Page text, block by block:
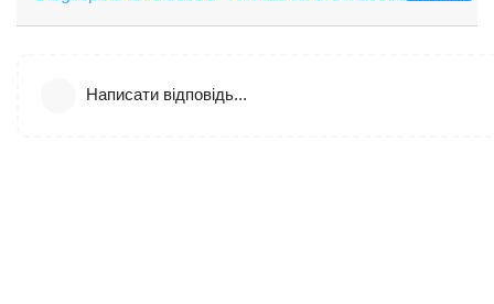
Написати відповідь...